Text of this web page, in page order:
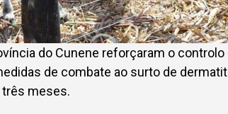
do Cunene reforçaram o
de combate ao surto de
três meses.